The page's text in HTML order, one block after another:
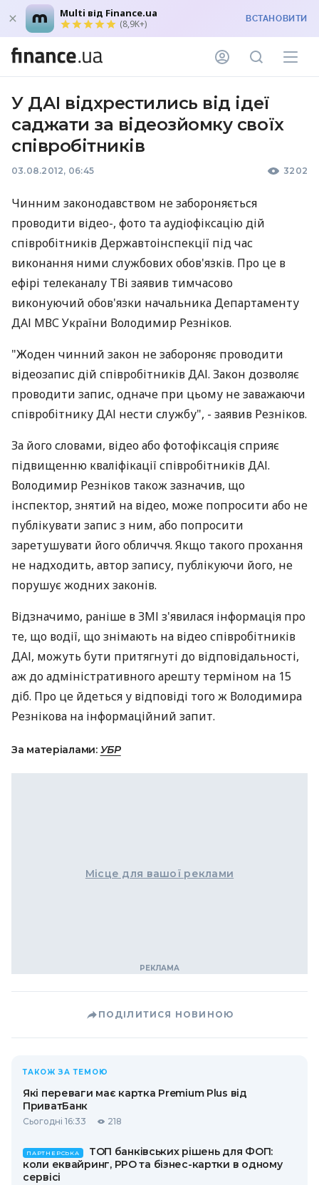
Multi від Finance.ua
(8,9K+) ВСТАНОВИТИ
У ДАІ відхрестились від ідеї
саджати за відеозйомку своїх
співробітників
03.08.2012, 06:45 3202
Чинним законодавством не забороняється
проводити відео-, фото та аудіофіксацію дій
співробітників Державтоінспекції під час
виконання ними службових обов'язків. Про це в
ефірі телеканалу ТВі заявив тимчасово
виконуючий обов'язки начальника Департаменту
ДАІ МВС України Володимир Резніков.
"Жоден чинний закон не забороняє проводити
відеозапис дій співробітників ДАІ. Закон дозволяє
проводити запис, одначе при цьому не заважаючи
співробітнику ДАІ нести службу", - заявив Резніков.
За його словами, відео або фотофіксація сприяє
підвищенню кваліфікації співробітників ДАІ.
Володимир Резніков також зазначив, що
інспектор, знятий на відео, може попросити або не
публікувати запис з ним, або попросити
заретушувати його обличчя. Якщо такого прохання
не надходить, автор запису, публікуючи його, не
порушує жодних законів.
Відзначимо, раніше в ЗМІ з'явилася інформація про
те, що водії, що знімають на відео співробітників
ДАІ, можуть бути притягнуті до відповідальності,
аж до адміністративного арешту терміном на 15
діб. Про це йдеться у відповіді того ж Володимира
Резнікова на інформаційний запит.
За матеріалами: УБР
Місце для вашої реклами
ПОДІЛИТИСЯ НОВИНОЮ
ТАКОЖ ЗА ТЕМОЮ
Які переваги має картка Premium Plus від
ПриватБанк
Сьогодні 16:33 218
ПАРТНЕРСЬКА
ТОП банківських рішень для ФОП:
коли еквайринг, РРО та бізнес-картки в одному
сервісі